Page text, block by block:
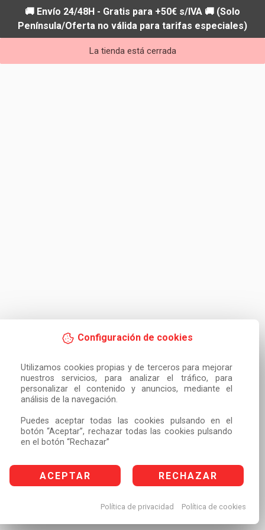
Configuración de cookies
Utilizamos cookies propias y de terceros para mejorar
nuestros servicios, para analizar el tráfico, para
personalizar el contenido y anuncios, mediante el
análisis de la navegación.
Puedes aceptar todas las cookies pulsando en el
botón “Aceptar”, rechazar todas las cookies pulsando
en el botón “Rechazar”
ACEPTAR RECHAZAR
Política de privacidad Política de cookies
🚚 Envío 24/48H - Gratis para +50€ s/IVA 🚚 (Solo
Península/Oferta no válida para tarifas especiales)
La tienda está cerrada